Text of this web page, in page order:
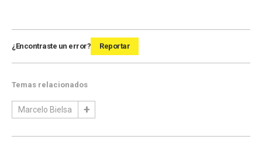
¿Encontraste un error? Reportar
Temas relacionados
Marcelo Bielsa